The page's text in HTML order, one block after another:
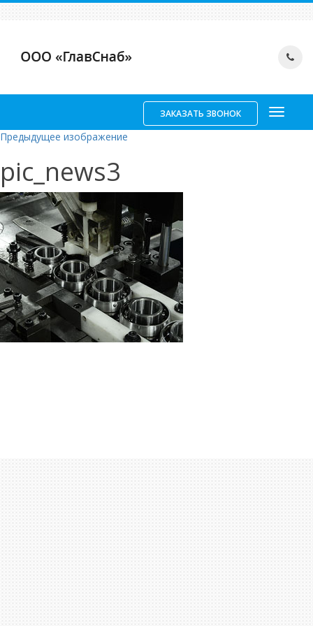
ЗАКАЗАТЬ ЗВОНОК
Предыдущее изображение
pic_news3